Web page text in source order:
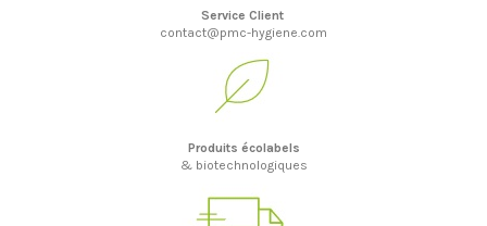
Service Client
contact@pmc-hygiene.com
Produits écolabels
& biotechnologiques